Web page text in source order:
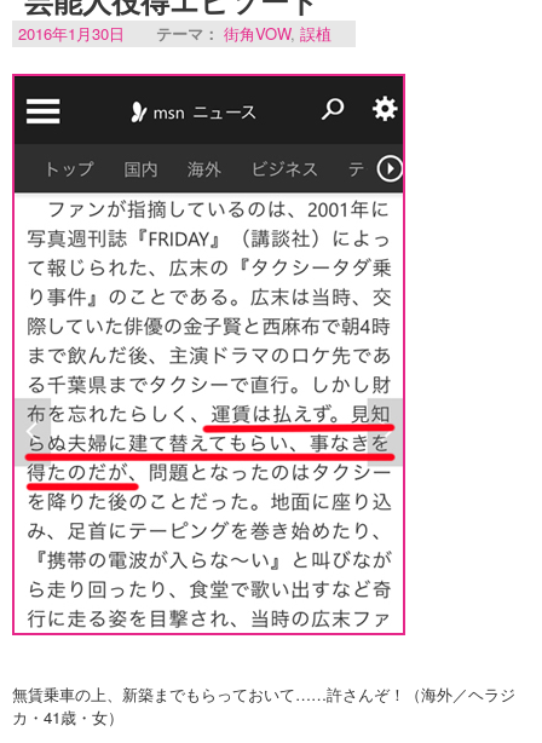
2016年1月30日 テーマ： 街角VOW, 誤植
無賃乗車の上、新築までもらっておいて……許さんぞ！（海外／ヘラジ
カ・41歳・女）